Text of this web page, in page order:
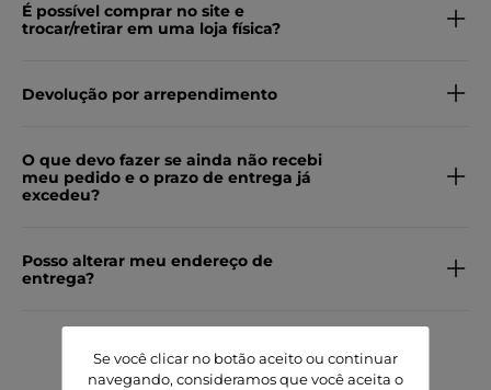
Se você clicar no botão aceito ou continuar
navegando, consideramos que você aceita o
É possível comprar no site e
trocar/retirar em uma loja física?
Devolução por arrependimento
O que devo fazer se ainda não recebi
meu pedido e o prazo de entrega já
excedeu?
Posso alterar meu endereço de
entrega?